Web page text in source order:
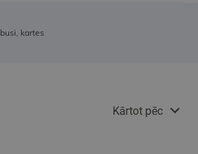
kartes
Kārtot pēc